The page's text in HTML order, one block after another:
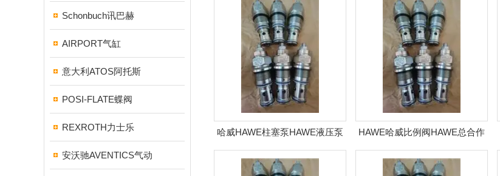
Schonbuch讯巴赫
AIRPORT气缸
意大利ATOS阿托斯
POSI-FLATE蝶阀
REXROTH力士乐
安沃驰AVENTICS气动
哈威HAWE柱塞泵HAWE液压泵
HAWE油泵
HAWE哈威比例阀HAWE总合作